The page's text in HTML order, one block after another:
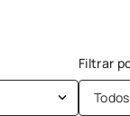
Todos